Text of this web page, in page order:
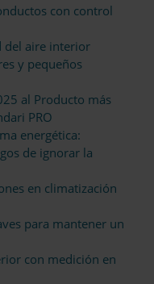
con control
del aire interior
y pequeños
al Producto más
PRO
energética:
de ignorar la
en climatización
para mantener un
con medición en